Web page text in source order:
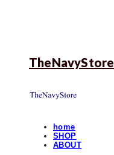
TheNavyStore
home
SHOP
ABOUT